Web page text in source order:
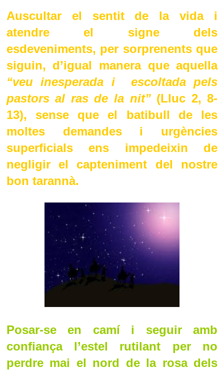
Auscultar el sentit de la vida i
atendre el signe dels
esdeveniments, per sorprenents que
siguin, d’igual manera que aquella
“veu inesperada i escoltada pels
pastors al ras de la nit”(Lluc 2, 8-
13), sense que el batibull de les
moltes demandes i urgències
superficials ens impedeixin de
negligir el capteniment del nostre
bon tarannà.
Posar-se en camí i seguir amb
confiança l’estel rutilant per no
perdre mai el nord de la rosa dels